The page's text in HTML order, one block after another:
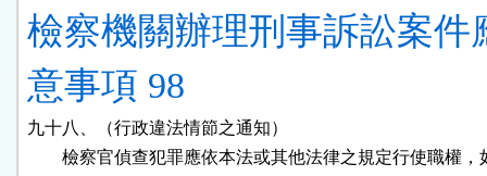
檢察機關辦理刑事訴訟案件
意事項 98
九十八、（行政違法情節之通知）
檢察官偵查犯罪應依本法或其他法律之規定行使職權